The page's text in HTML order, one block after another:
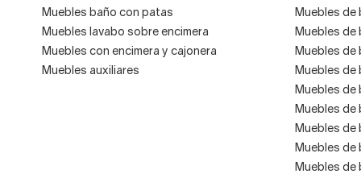
Muebles baño con patas
Muebles lavabo sobre encimera
Muebles con encimera y cajonera
Muebles auxiliares
Muebles de
Muebles de
Muebles de
Muebles de
Muebles de
Muebles de
Muebles de
Muebles de
Muebles de